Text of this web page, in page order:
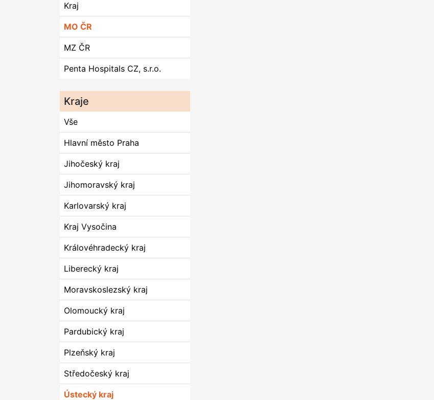
Kraj
MO ČR
MZ ČR
Penta Hospitals CZ, s.r.o.
Kraje
Vše
Hlavní město Praha
Jihočeský kraj
Jihomoravský kraj
Karlovarský kraj
Kraj Vysočina
Královéhradecký kraj
Liberecký kraj
Moravskoslezský kraj
Olomoucký kraj
Pardubický kraj
Plzeňský kraj
Středočeský kraj
Ústecký kraj